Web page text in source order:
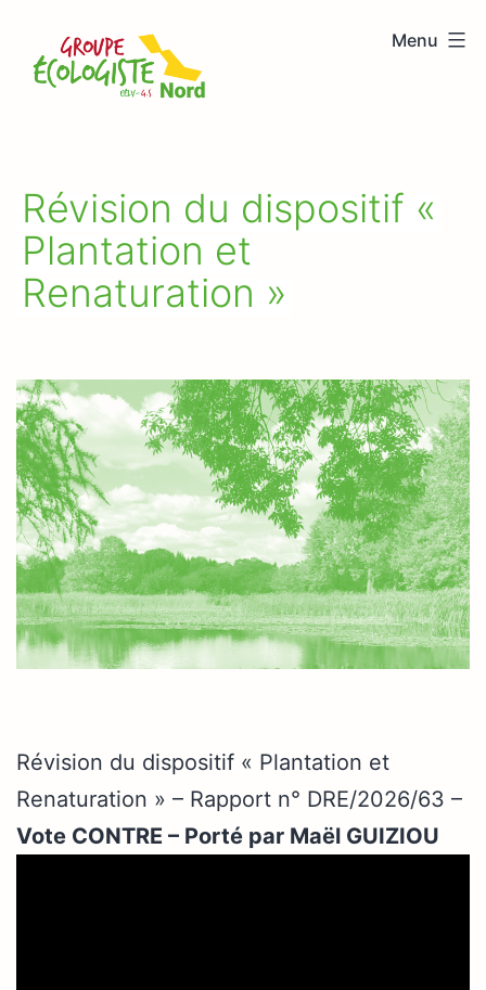
contenu
Groupe
Menu
Révision du dispositif «
Plantation et
Renaturation »
Révision du dispositif « Plantation et
Renaturation » – Rapport n° DRE/2026/63 –
Vote CONTRE – Porté par Maël GUIZIOU